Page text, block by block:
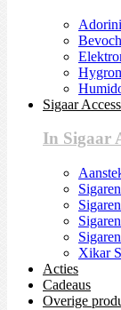
Sigaar
In Sigaar
Xikar
Acties
Cadeaus
Overige